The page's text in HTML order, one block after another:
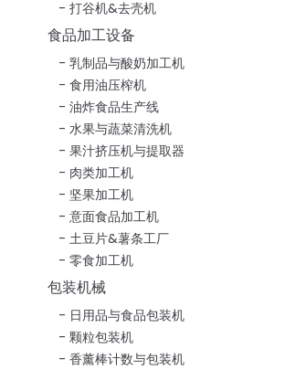
打谷机&去壳机
食品加工设备
乳制品与酸奶加工机
食用油压榨机
油炸食品生产线
水果与蔬菜清洗机
果汁挤压机与提取器
肉类加工机
坚果加工机
意面食品加工机
土豆片&薯条工厂
零食加工机
包装机械
日用品与食品包装机
颗粒包装机
香薰棒计数与包装机